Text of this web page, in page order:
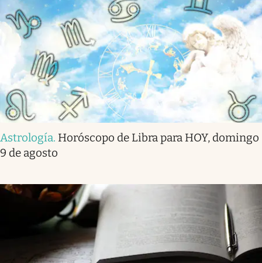
Astrología. Horóscopo de Libra para HOY, domingo
9 de agosto